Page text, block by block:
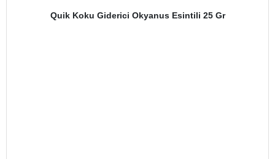
Quik Koku Giderici Okyanus Esintili 25 Gr